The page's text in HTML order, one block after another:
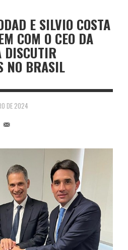
E SILVIO COSTA
COM O CEO DA
DISCUTIR
NO BRASIL
DE 2024